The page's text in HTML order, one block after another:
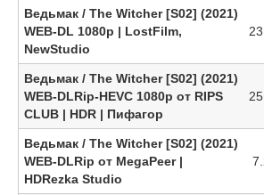
Ведьмак / The Witcher [S02] (2021)
WEB-DL 1080p | LostFilm,
NewStudio
Ведьмак / The Witcher [S02] (2021)
WEB-DLRip-HEVC 1080p от RIPS
CLUB | HDR | Пифагор
Ведьмак / The Witcher [S02] (2021)
WEB-DLRip от MegaPeer |
HDRezka Studio